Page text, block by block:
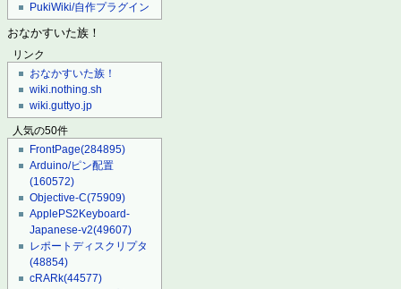
PukiWiki/自作プラグイン
おなかすいた族！
リンク
おなかすいた族！
wiki.nothing.sh
wiki.guttyo.jp
人気の50件
FrontPage(284895)
Arduino/ピン配置
(160572)
Objective-C(75909)
ApplePS2Keyboard-
Japanese-v2(49607)
レポートディスクリプタ
(48854)
cRARk(44577)